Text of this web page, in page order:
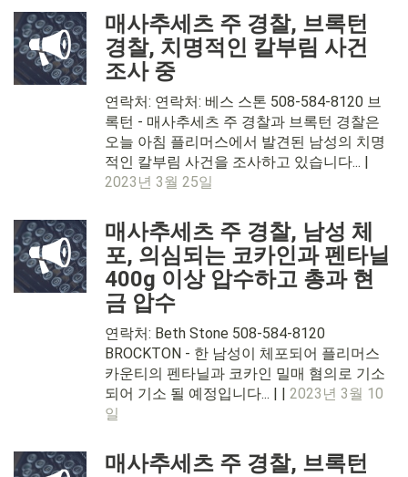
매사추세츠 주 경찰, 브록턴
경찰, 치명적인 칼부림 사건
조사 중
연락처: 연락처: 베스 스톤 508-584-8120 브
록턴 - 매사추세츠 주 경찰과 브록턴 경찰은
오늘 아침 플리머스에서 발견된 남성의 치명
적인 칼부림 사건을 조사하고 있습니다... |
2023년 3월 25일
매사추세츠 주 경찰, 남성 체
포, 의심되는 코카인과 펜타닐
400g 이상 압수하고 총과 현
금 압수
연락처: Beth Stone 508-584-8120
BROCKTON - 한 남성이 체포되어 플리머스
카운티의 펜타닐과 코카인 밀매 혐의로 기소
되어 기소 될 예정입니다... | | 2023년 3월 10
일
매사추세츠 주 경찰, 브록턴